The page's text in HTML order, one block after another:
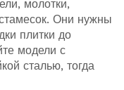
молотки,
Они нужны
плитки до
модели с
сталью, тогда